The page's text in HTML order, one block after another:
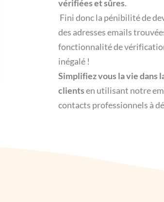
vérifiées et sûres.
Fini donc la pénibilité de
des adresses emails
fonctionnalité de
inégalé !
Simplifiez vous la vie dans
clientsen utilisant notre
contacts professionnels à